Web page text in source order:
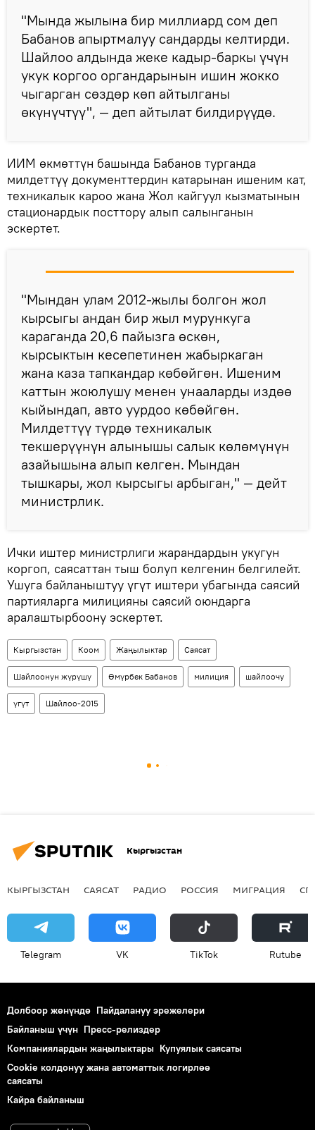
"Мында жылына бир миллиард сом деп
Бабанов апыртмалуу сандарды келтирди.
Шайлоо алдында жеке кадыр-баркы үчүн
укук коргоо органдарынын ишин жокко
чыгарган сөздөр көп айтылганы
өкүнүчтүү", — деп айтылат билдирүүдө.
ИИМ өкмөттүн башында Бабанов турганда
милдеттүү документтердин катарынан ишеним кат,
техникалык кароо жана Жол кайгуул кызматынын
стационардык посттору алып салынганын
эскертет.
"Мындан улам 2012-жылы болгон жол
кырсыгы андан бир жыл мурункуга
караганда 20,6 пайызга өскөн,
кырсыктын кесепетинен жабыркаган
жана каза тапкандар көбөйгөн. Ишеним
каттын жоюлушу менен унааларды издөө
кыйындап, авто уурдоо көбөйгөн.
Милдеттүү түрдө техникалык
текшерүүнүн алынышы салык көлөмүнүн
азайышына алып келген. Мындан
тышкары, жол кырсыгы арбыган," — дейт
министрлик.
Ички иштер министрлиги жарандардын укугун
коргоп, саясаттан тыш болуп келгенин белгилейт.
Ушуга байланыштуу үгүт иштери убагында саясий
партияларга милицияны саясий оюндарга
аралаштырбоону эскертет.
Кыргызстан Коом Жаңылыктар Саясат
Шайлоонун жүрүшү Өмүрбек Бабанов милиция шайлоочу
үгүт Шайлоо-2015
Кыргызстан
КЫРГЫЗСТАН САЯСАТ РАДИО РОССИЯ МИГРАЦИЯ
Telegram VK ТikТоk Rutube
Долбоор жөнүндө Пайдалануу эрежелери
Байланыш үчүн Пресс-релиздер
Компаниялардын жаңылыктары Купуялык саясаты
Cookie колдонуу жана автоматтык логирлөө
саясаты
Кайра байланыш